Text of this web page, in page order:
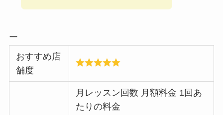
ー
おすすめ店
舗度
月レッスン回数 月額料金 1回あ
たりの料金